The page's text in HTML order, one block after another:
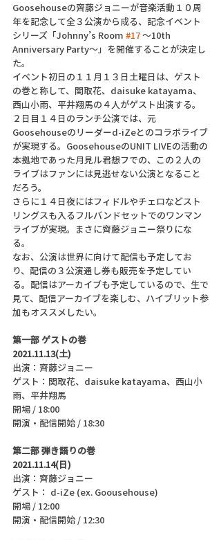
Goosehouseの齊藤ジョニーが音楽活動１０周
年を記念して全３公演から成る、記念イベント
シリーズ「Johnny’s Room #17 〜10th
Anniversary Party〜」を開催することが決定し
た。
イベント初日の１１月１３日土曜日は、ゲスト
の巻と称して、関取花、daisuke katayama、
西山小雨、平井翔馬の４人がゲスト出演する。
２日目１４日のランチ公演では、元
Goosehouseのリーダーd-iZeとのコラボライブ
が実現する。GoosehouseのUNIT LIVEの活動の
本拠地であった月見ル君想フでの、この２人の
ライブはファンには見逃せない公演となること
だろう。
さらに１４日夜にはフィドルやチェロなどスト
リングスも入るフルバンドセットでのワンマン
ライブが実現。まさに齊藤ジョニー祭りにな
る。
なお、公演は世界に向けて配信も予定してお
り、配信の３公演通し券も販売を予定してい
る。配信はアーカイブも予定しているので、生で
見て、配信アーカイブを楽しむ、ハイブリット参
加もオススメしたい。
第一部 ゲストの巻
2021.11.13(土)
出演：齊藤ジョニー
ゲスト：関取花、daisuke katayama、西山小
雨、平井翔馬
開場 / 18:00
開演・配信開始 / 18:30
第二部 弾き語りの巻
2021.11.14(日)
出演：齊藤ジョニー
ゲスト： d-iZe (ex. Goousehouse)
開場 / 12:00
開演・配信開始 / 12:30